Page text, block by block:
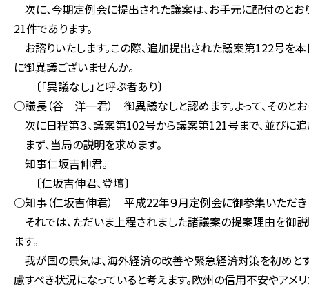
次に、今期定例会に提出された議案は、お手元に配付のと
21件であります。
お諮りいたします。この際、追加提出された議案第122号を
に御異議ございませんか。
〔「異議なし」と呼ぶ者あり〕
○議長（谷 洋一君） 御異議なしと認めます。よって、そのとお
次に日程第３、議案第102号から議案第121号まで、並びに
まず、当局の説明を求めます。
知事仁坂吉伸君。
〔仁坂吉伸君、登壇〕
○知事（仁坂吉伸君） 平成22年９月定例会に御参集いただき
それでは、ただいま上程されました諸議案の提案理由を御
ます。
我が国の景気は、海外経済の改善や緊急経済対策を初めと
慮すべき状況になっていると考えます。欧州の信用不安やア